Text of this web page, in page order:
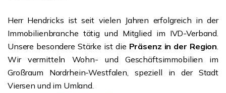
Herr Hendricks ist seit vielen Jahren erfolgreich in der
Immobilienbranche tätig und Mitglied im IVD-Verband.
Unsere besondere Stärke ist die Präsenz in der Region.
Wir vermitteln Wohn- und Geschäftsimmobilien im
Großraum Nordrhein-Westfalen, speziell in der Stadt
Viersen und im Umland.